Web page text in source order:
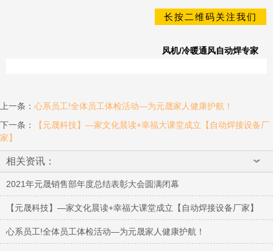
长按二维码关注我们
风机/冷暖通风自动焊专家
上一条 ： 心系员工!全体员工体检活动—为元晟家人健康护航！
下一条 ：
【元晟科技】—家文化晨读+幸福大课堂成立【自动焊接设备厂
家】
相关资讯：
2021年元晟销售部年度总结表彰大会圆满闭幕
【元晟科技】—家文化晨读+幸福大课堂成立【自动焊接设备厂家】
心系员工!全体员工体检活动—为元晟家人健康护航！